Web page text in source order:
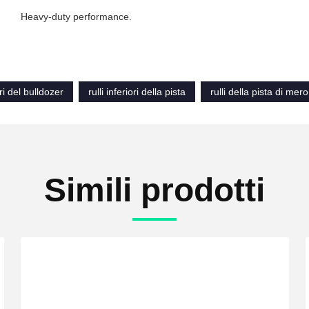
Heavy-duty performance.
del bulldozer
rulli inferiori della pista rulli della pista di
Simili prodotti